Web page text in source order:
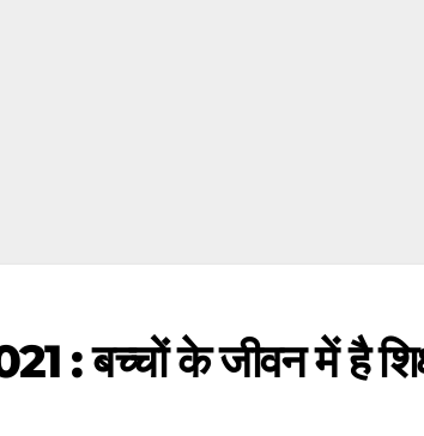
: बच्चों के जीवन में है